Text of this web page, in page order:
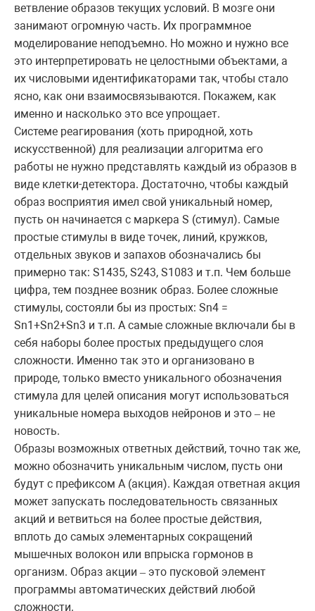
ветвление образов текущих условий. В мозге они
занимают огромную часть. Их программное
моделирование неподъемно. Но можно и нужно все
это интерпретировать не целостными объектами, а
их числовыми идентификаторами так, чтобы стало
ясно, как они взаимосвязываются. Покажем, как
именно и насколько это все упрощает.
Системе реагирования (хоть природной, хоть
искусственной) для реализации алгоритма его
работы не нужно представлять каждый из образов в
виде клетки-детектора. Достаточно, чтобы каждый
образ восприятия имел свой уникальный номер,
пусть он начинается с маркера S (стимул). Самые
простые стимулы в виде точек, линий, кружков,
отдельных звуков и запахов обозначались бы
примерно так: S1435, S243, S1083 и т.п. Чем больше
цифра, тем позднее возник образ. Более сложные
стимулы, состояли бы из простых: Sn4 =
Sn1+Sn2+Sn3 и т.п. А самые сложные включали бы в
себя наборы более простых предыдущего слоя
сложности. Именно так это и организовано в
природе, только вместо уникального обозначения
стимула для целей описания могут использоваться
уникальные номера выходов нейронов и это – не
новость.
Образы возможных ответных действий, точно так же,
можно обозначить уникальным числом, пусть они
будут с префиксом A (акция). Каждая ответная акция
может запускать последовательность связанных
акций и ветвиться на более простые действия,
вплоть до самых элементарных сокращений
мышечных волокон или впрыска гормонов в
организм. Образ акции – это пусковой элемент
программы автоматических действий любой
сложности.